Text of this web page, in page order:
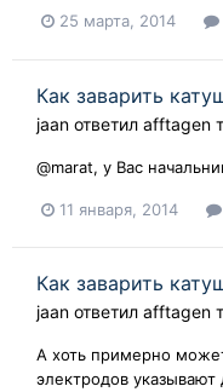
25 марта, 2014
Как заварить
jaan ответил afftagen
@marat, у Вас
11 января, 2014
Как заварить
jaan ответил afftagen
А хоть примерно
электродов указывают